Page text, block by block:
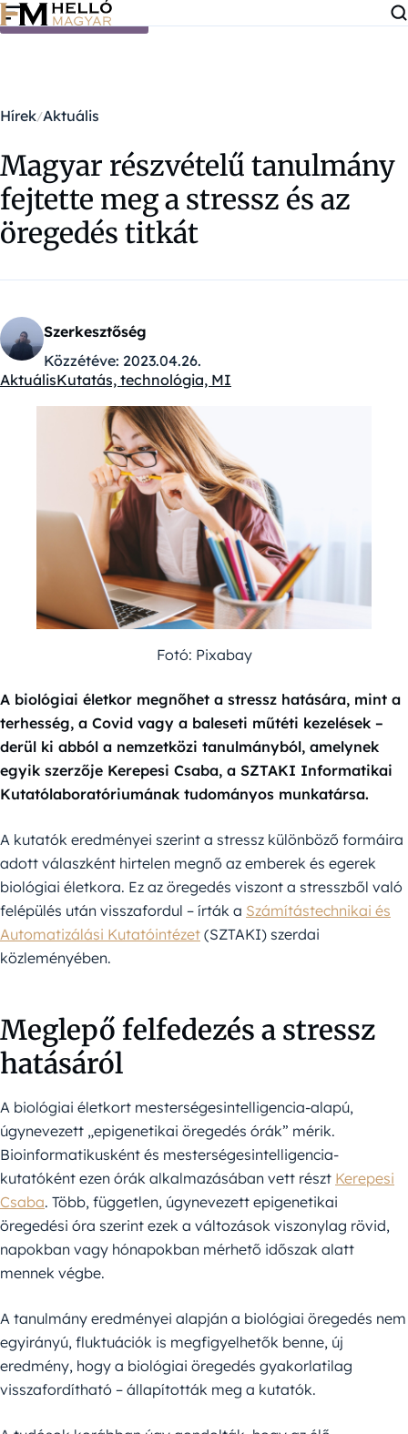
Ugrás a tartalomra
Hírek Aktuális
Magyar részvételű tanulmány
fejtette meg a stressz és az
öregedés titkát
Szerkesztőség
Közzétéve: 2023.04.26.
Kategóriák:
AktuálisKutatás, technológia, MI
Fotó: Pixabay
A biológiai életkor megnőhet a stressz hatására, mint a
terhesség, a Covid vagy a baleseti műtéti kezelések –
derül ki abból a nemzetközi tanulmányból, amelynek
egyik szerzője Kerepesi Csaba, a SZTAKI Informatikai
Kutatólaboratóriumának tudományos munkatársa.
A kutatók eredményei szerint a stressz különböző formáira
adott válaszként hirtelen megnő az emberek és egerek
biológiai életkora. Ez az öregedés viszont a stresszből való
felépülés után visszafordul – írták a Számítástechnikai és
Automatizálási Kutatóintézet (SZTAKI) szerdai
közleményében.
Meglepő felfedezés a stressz
hatásáról
A biológiai életkort mesterségesintelligencia-alapú,
úgynevezett „epigenetikai öregedés órák” mérik.
Bioinformatikusként és mesterségesintelligencia-
kutatóként ezen órák alkalmazásában vett részt Kerepesi
Csaba. Több, független, úgynevezett epigenetikai
öregedési óra szerint ezek a változások viszonylag rövid,
napokban vagy hónapokban mérhető időszak alatt
mennek végbe.
A tanulmány eredményei alapján a biológiai öregedés nem
egyirányú, fluktuációk is megfigyelhetők benne, új
eredmény, hogy a biológiai öregedés gyakorlatilag
visszafordítható – állapították meg a kutatók.